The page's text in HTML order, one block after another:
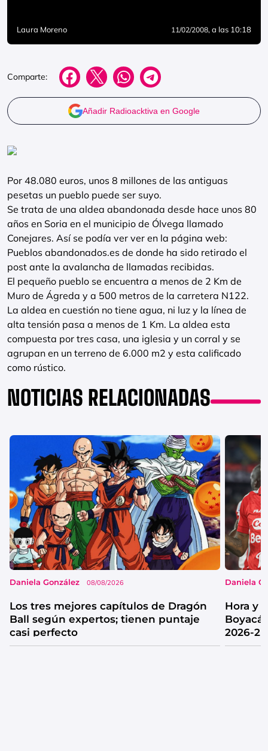
Laura Moreno 11/02/2008, a las 10:18
Comparte:
Añadir Radioacktiva en Google
Por 48.080 euros, unos 8 millones de las antiguas
pesetas un pueblo puede ser suyo.
Se trata de una aldea abandonada desde hace unos 80
años en Soria en el municipio de Ólvega llamado
Conejares. Así se podía ver ver en la página web:
Pueblos abandonados.es de donde ha sido retirado el
post ante la avalancha de llamadas recibidas.
El pequeño pueblo se encuentra a menos de 2 Km de
Muro de Ágreda y a 500 metros de la carretera N122.
La aldea en cuestión no tiene agua, ni luz y la línea de
alta tensión pasa a menos de 1 Km. La aldea esta
compuesta por tres casa, una iglesia y un corral y se
agrupan en un terreno de 6.000 m2 y esta calificado
como rústico.
NOTICIAS RELACIONADAS
Daniela González 08/08/2026
Los tres mejores capítulos de Dragón
Ball según expertos; tienen puntaje
casi perfecto
Daniela
Hora y
Boyacá
2026-2